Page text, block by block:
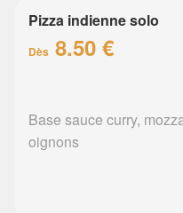
Pizza indienne solo
Dès 8.50 €
Base sauce curry,
oignons